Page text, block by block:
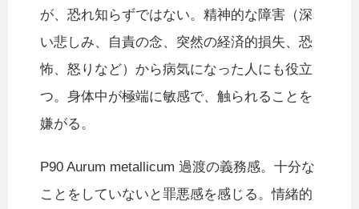
が、恐れ知らずではない。精神的な障害（深
い悲しみ、自責の念、突然の経済的損失、恐
怖、怒りなど）から病気になった人にも役立
つ。身体中が極端に敏感で、触られることを
嫌がる。
P90 Aurum metallicum 過渡の義務感。十分な
ことをしていないと罪悪感を感じる。情緒的